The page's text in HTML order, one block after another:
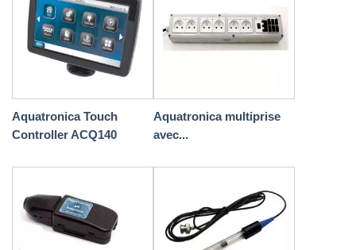
Aquatronica Touch
Controller ACQ140
Aquatronica multiprise
avec...